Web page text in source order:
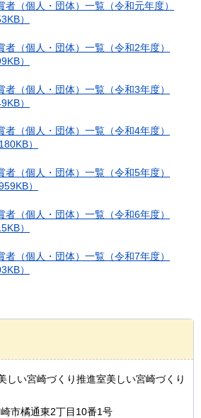
者（個人・団体）一覧（令和元年度）
）
者（個人・団体）一覧（令和2年度）
）
者（個人・団体）一覧（令和3年度）
）
者（個人・団体）一覧（令和4年度）
）
者（個人・団体）一覧（令和5年度）
）
者（個人・団体）一覧（令和6年度）
）
者（個人・団体）一覧（令和7年度）
）
しい宮崎づくり推進室美しい宮崎づくり
市橘通東2丁目10番1号